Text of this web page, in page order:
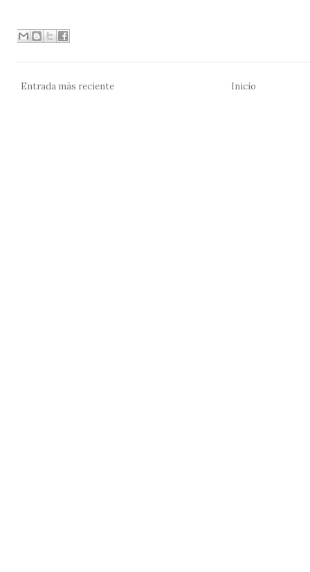
Entrada más reciente Inicio